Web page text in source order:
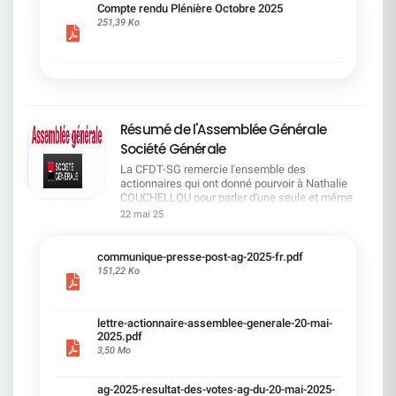
cadre du dialogue social.Bonne lecture !
Compte rendu Plénière Octobre 2025
251,39 Ko
Résumé de l'Assemblée Générale
Société Générale
La CFDT-SG remercie l'ensemble des
actionnaires qui ont donné pourvoir à Nathalie
COUCHELLOU pour parler d'une seule et même
voix.L'assemblée Générale s'est ouverte avec 4
souligné la forte amélioration en 2024 de tous les
facteurs financiers et le premier trimestre 2025
solide. Etre une banque simple et intégrée. Etre
une banque efficace. Etre une banque rentable. Le
Directeur Général Délégué, Pierre PALMIERI, a
22 mai 25
communique-presse-post-ag-2025-fr.pdf
151,22 Ko
lettre-actionnaire-assemblee-generale-20-mai-
2025.pdf
3,50 Mo
ag-2025-resultat-des-votes-ag-du-20-mai-2025-